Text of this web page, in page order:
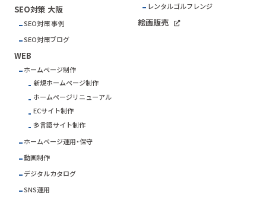
SEO対策 大阪
SEO対策 事例
SEO対策ブログ
WEB
ホームページ制作
新規ホームページ制作
ホームページリニューアル
ECサイト制作
多言語サイト制作
ホームページ運用・保守
動画制作
デジタルカタログ
SNS運用
レンタルゴルフレンジ
絵画販売